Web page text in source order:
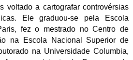
voltado a cartografar controvérsias
Ele graduou-se pela Escola
fez o mestrado no Centro de
na Escola Nacional Superior de
na Universidade Columbia,